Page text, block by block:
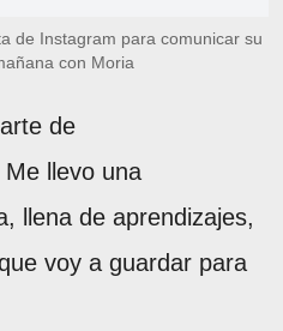
de Instagram para comunicar su
con Moria
de
llevo una
llena de aprendizajes,
voy a guardar para